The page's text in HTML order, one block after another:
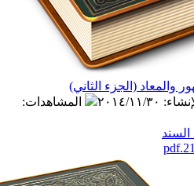
الثاني)
٣٠ المشاهدات: